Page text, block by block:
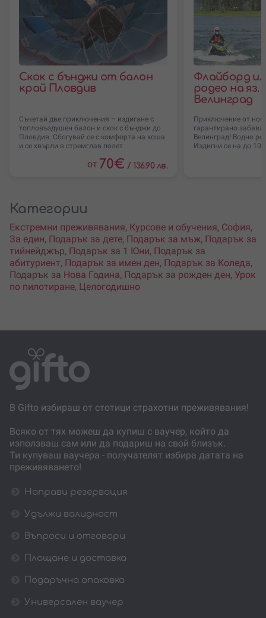
Скок с бънджи от балон
край Пловдив
Съчетай две приключения – издигане с
топловъздушен балон и скок с бънджи до
Пловдив. Сбогувай се с комфорта на коша
и се хвърли в стремглав полет
от 70€ / 136.90 лв.
Флайборд
родео на яз.
Велинград
Приключение от
гарантирано
Велинград! Водно
Издигни се на до 10
Категории
Екстремни преживявания, Курсове и обучения, София,
За един, Подарък за дете, Подарък за мъж, Подарък за
тийнейджър, Подарък за 1 Юни, Подарък за
абитуриент, Подарък за имен ден, Подарък за Коледа,
Подарък за Нова Година, Подарък за рожден ден, Урок
по пилотиране, Целогодишно
В Gifto избираш от стотици страхотни преживявания!
Всяко от тях можеш да купиш с ваучер, който да
използваш сам или да подариш на свой близък.
Ти купуваш ваучера - получателят избира датата на
преживяването!
Направи резервация
Удължи валидност
Въпроси и отговори
Плащане и доставка
Подаръчна опаковка
Универсален ваучер